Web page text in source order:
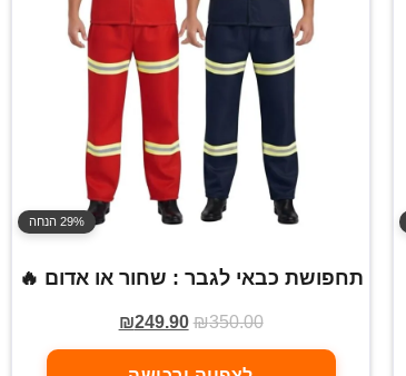
29% הנחה
תחפושת כבאי לגבר : שחור או אדום 🔥
₪350.00
₪249.90